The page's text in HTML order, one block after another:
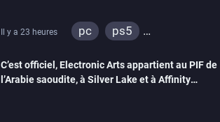
Il y a 23 heures pc
ps5
switch 2
C’est officiel, Electronic Arts appartient au PIF de
l’Arabie saoudite, à Silver Lake et à Affinity